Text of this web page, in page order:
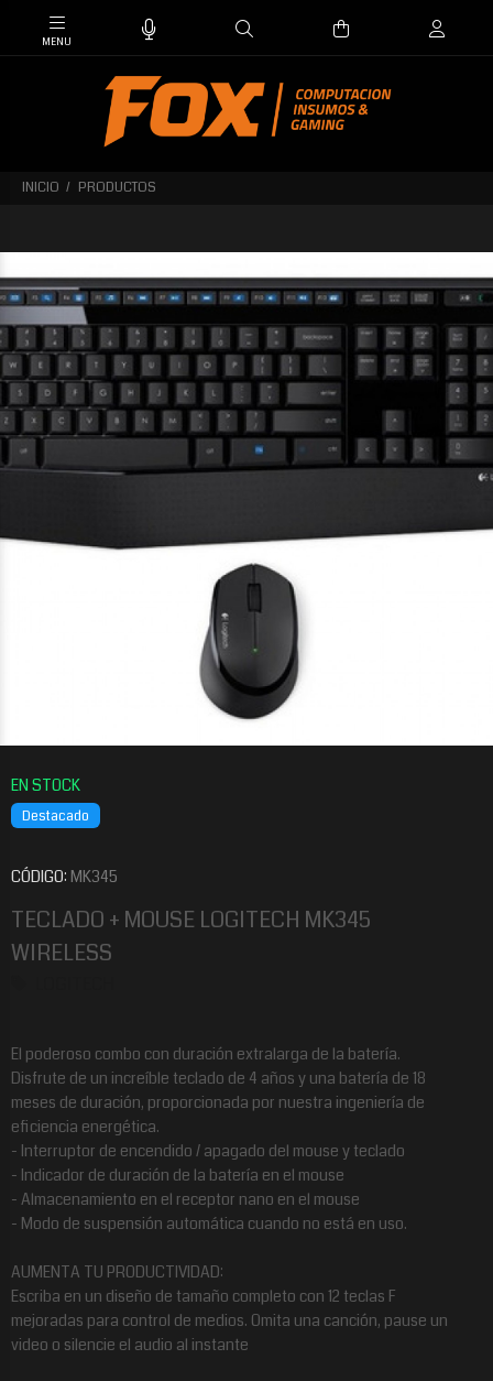
INICIO PRODUCTOS
Destacado
CÓDIGO: MK345
TECLADO + MOUSE LOGITECH MK345
WIRELESS
El poderoso combo con duración extralarga de la batería.
Disfrute de un increíble teclado de 4 años y una batería de 18
meses de duración, proporcionada por nuestra ingeniería de
eficiencia energética.
- Interruptor de encendido / apagado del mouse y teclado
- Indicador de duración de la batería en el mouse
- Almacenamiento en el receptor nano en el mouse
- Modo de suspensión automática cuando no está en uso.
AUMENTA TU PRODUCTIVIDAD:
Escriba en un diseño de tamaño completo con 12 teclas F
mejoradas para control de medios. Omita una canción, pause un
video o silencie el audio al instante